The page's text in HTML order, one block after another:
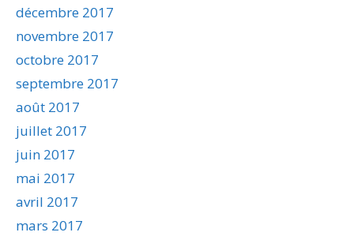
décembre 2017
novembre 2017
octobre 2017
septembre 2017
août 2017
juillet 2017
juin 2017
mai 2017
avril 2017
mars 2017